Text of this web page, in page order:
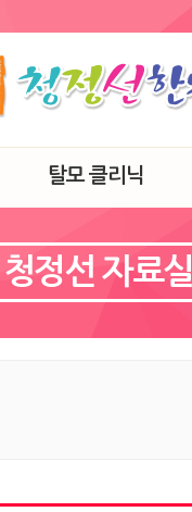
탈모 클리닉
청정선 자료실